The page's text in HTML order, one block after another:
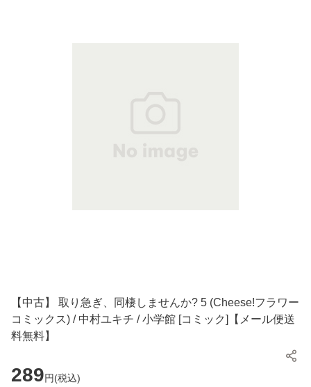
【中古】 取り急ぎ、同棲しませんか? 5 (Cheese!フラワー
コミックス) / 中村ユキチ / 小学館 [コミック]【メール便送
料無料】
289円(税込)